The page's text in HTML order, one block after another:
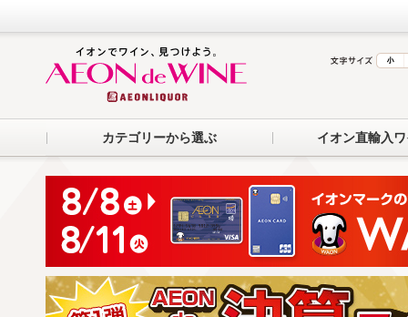
カテゴリーから選ぶ イオン直輸入